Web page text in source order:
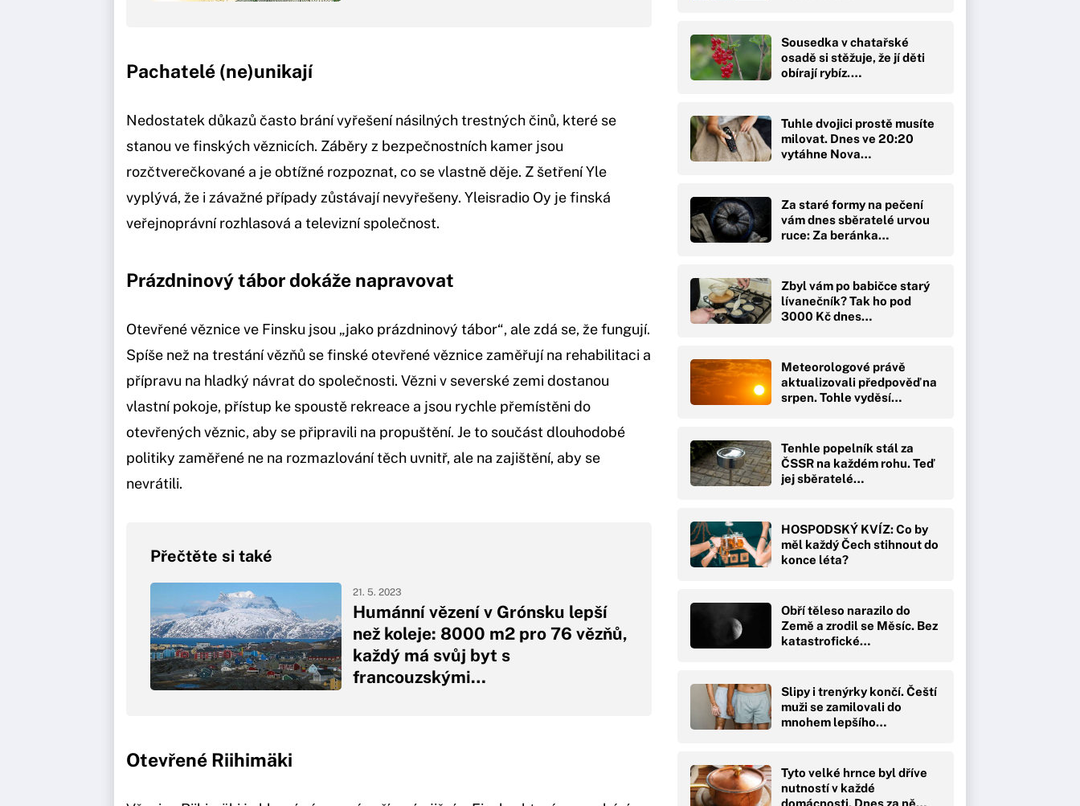
Pachatelé (ne)unikají
Nedostatek důkazů často brání vyřešení násilných trestných činů, které se
stanou ve finských věznicích. Záběry z bezpečnostních kamer jsou
rozčtverečkované a je obtížné rozpoznat, co se vlastně děje. Z šetření Yle
vyplývá, že i závažné případy zůstávají nevyřešeny. Yleisradio Oy je finská
veřejnoprávní rozhlasová a televizní společnost.
Prázdninový tábor dokáže napravovat
Otevřené věznice ve Finsku jsou „jako prázdninový tábor“, ale zdá se, že fungují.
Spíše než na trestání vězňů se finské otevřené věznice zaměřují na rehabilitaci a
přípravu na hladký návrat do společnosti. Vězni v severské zemi dostanou
vlastní pokoje, přístup ke spoustě rekreace a jsou rychle přemístěni do
otevřených věznic, aby se připravili na propuštění. Je to součást dlouhodobé
politiky zaměřené ne na rozmazlování těch uvnitř, ale na zajištění, aby se
nevrátili.
Přečtěte si také
Humánní vězení v Grónsku lepší
než koleje: 8000 m2 pro 76 vězňů,
každý má svůj byt s
francouzskými…
21. 5. 2023
Otevřené Riihimäki
Sousedka v chatařské
osadě si stěžuje, že jí děti
obírají rybíz.…
Tuhle dvojici prostě musíte
milovat. Dnes ve 20:20
vytáhne Nova…
Za staré formy na pečení
vám dnes sběratelé urvou
ruce: Za beránka…
Zbyl vám po babičce starý
lívanečník? Tak ho pod
3000 Kč dnes…
Meteorologové právě
aktualizovali předpověď na
srpen. Tohle vyděsí…
Tenhle popelník stál za
ČSSR na každém rohu. Teď
jej sběratelé…
HOSPODSKÝ KVÍZ: Co by
měl každý Čech stihnout do
konce léta?
Obří těleso narazilo do
Země a zrodil se Měsíc. Bez
katastrofické…
Slipy i trenýrky končí. Čeští
muži se zamilovali do
mnohem lepšího…
Tyto velké hrnce byl dříve
nutností v každé
domácnosti. Dnes za ně…